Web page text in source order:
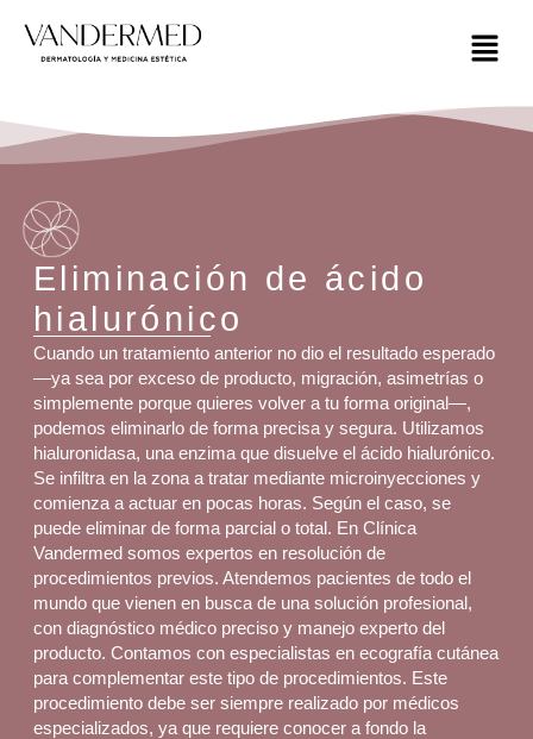
Eliminación de ácido
hialurónico
Cuando un tratamiento anterior no dio el resultado esperado
—ya sea por exceso de producto, migración, asimetrías o
simplemente porque quieres volver a tu forma original—,
podemos eliminarlo de forma precisa y segura. Utilizamos
hialuronidasa, una enzima que disuelve el ácido hialurónico.
Se infiltra en la zona a tratar mediante microinyecciones y
comienza a actuar en pocas horas. Según el caso, se
puede eliminar de forma parcial o total. En Clínica
Vandermed somos expertos en resolución de
procedimientos previos. Atendemos pacientes de todo el
mundo que vienen en busca de una solución profesional,
con diagnóstico médico preciso y manejo experto del
producto. Contamos con especialistas en ecografía cutánea
para complementar este tipo de procedimientos. Este
procedimiento debe ser siempre realizado por médicos
especializados, ya que requiere conocer a fondo la